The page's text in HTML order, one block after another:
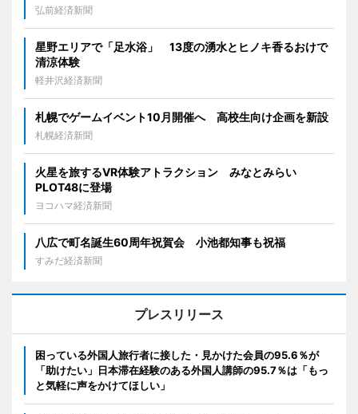
弘前経済新聞
星野エリアで「足水浴」 13度の湧水とヒノキ香るおけで
清涼体験
軽井沢経済新聞
札幌でゲームイベント10月開催へ 高校生向け企画を新設
札幌経済新聞
火星を旅するVR体験アトラクション みなとみらい
PLOT48に登場
ヨコハマ経済新聞
八広で町名誕生60周年祝賀会 小池都知事も祝福
すみだ経済新聞
プレスリリース
困っている外国人旅行者に接した・見かけた会員の95.6％が
「助けたい」日本滞在経験のある外国人講師の95.7％は「もっ
と気軽に声をかけてほしい」